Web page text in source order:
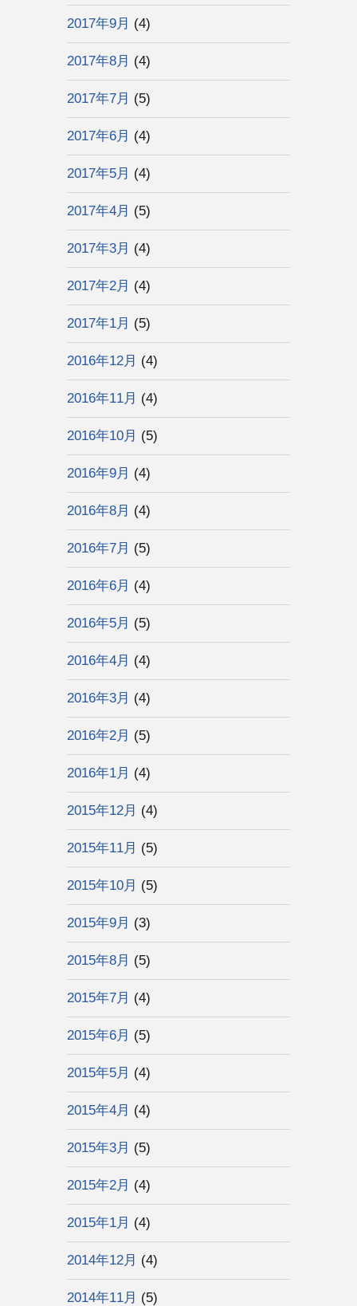
2017年9月 (4)
2017年8月 (4)
2017年7月 (5)
2017年6月 (4)
2017年5月 (4)
2017年4月 (5)
2017年3月 (4)
2017年2月 (4)
2017年1月 (5)
2016年12月 (4)
2016年11月 (4)
2016年10月 (5)
2016年9月 (4)
2016年8月 (4)
2016年7月 (5)
2016年6月 (4)
2016年5月 (5)
2016年4月 (4)
2016年3月 (4)
2016年2月 (5)
2016年1月 (4)
2015年12月 (4)
2015年11月 (5)
2015年10月 (5)
2015年9月 (3)
2015年8月 (5)
2015年7月 (4)
2015年6月 (5)
2015年5月 (4)
2015年4月 (4)
2015年3月 (5)
2015年2月 (4)
2015年1月 (4)
2014年12月 (4)
2014年11月 (5)